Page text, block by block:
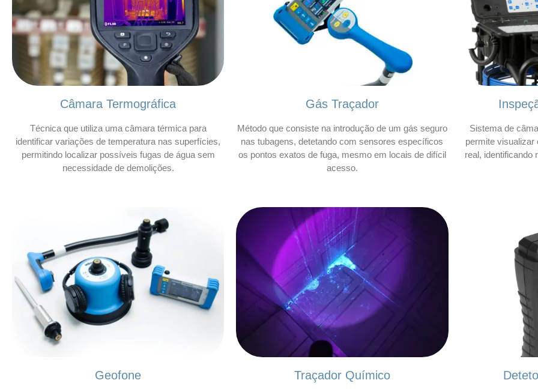
Câmara Termográfica
Técnica que utiliza uma câmara térmica para
identificar variações de temperatura nas superfícies,
permitindo localizar possíveis fugas de água sem
necessidade de demolições.
Gás Traçador
Método que consiste na introdução de um gás seguro
nas tubagens, detetando com sensores específicos
os pontos exatos de fuga, mesmo em locais de difícil
acesso.
Sistema de
permite visualizar
real, identificando
Geofone Traçador Químico